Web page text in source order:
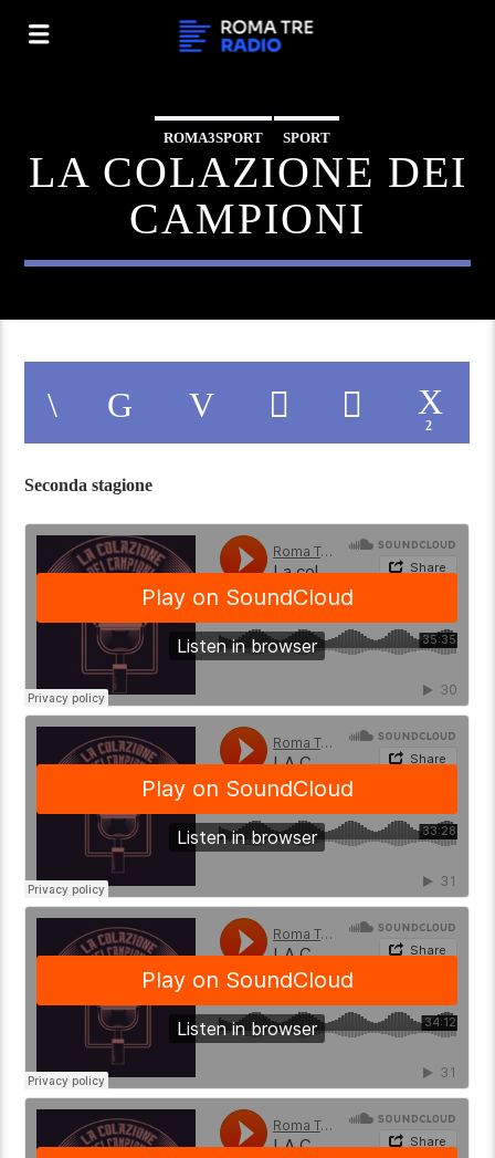
ROMA3SPORT SPORT
LA COLAZIONE DEI
CAMPIONI
2
Seconda stagione